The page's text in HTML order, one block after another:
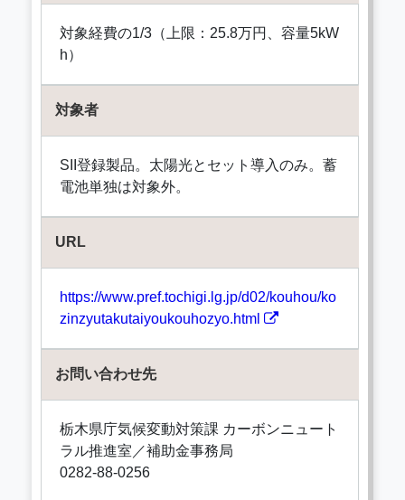
対象経費の1/3（上限：25.8万円、容量5kW
h）
対象者
SII登録製品。太陽光とセット導入のみ。蓄
電池単独は対象外。
URL
https://www.pref.tochigi.lg.jp/d02/kouhou/ko
zinzyutakutaiyoukouhozyo.html
お問い合わせ先
栃木県庁気候変動対策課 カーボンニュート
ラル推進室／補助金事務局
0282-88-0256